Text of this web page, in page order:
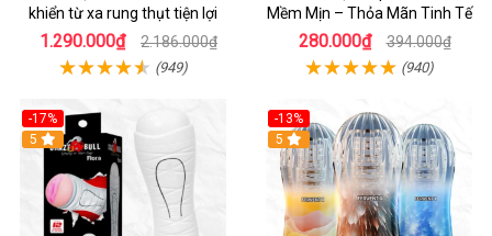
khiển từ xa rung thụt tiện lợi
1.290.000₫ 2.186.000₫
(949)
Mềm Mịn – Thỏa Mãn Tinh Tế
280.000₫ 394.000₫
(940)
-17%
5
-13%
Hot
5